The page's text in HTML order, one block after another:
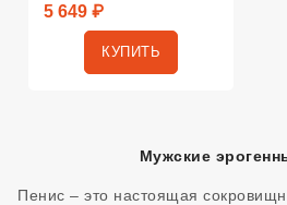
5 649 ₽
КУПИТЬ
Мужские
Пенис – это настоящая